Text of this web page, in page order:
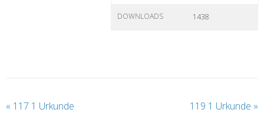
DOWNLOADS 1438
« 117 1 Urkunde 119 1 Urkunde »